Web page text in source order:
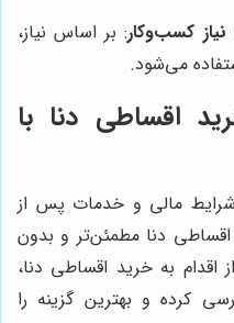
کسب‌وکار: بر اساس نیاز،
می‌شود.
اقساطی دنا با
شرایط مالی و خدمات پس از
دنا مطمئن‌تر و بدون
اقدام به خرید اقساطی دنا،
کرده و بهترین گزینه را